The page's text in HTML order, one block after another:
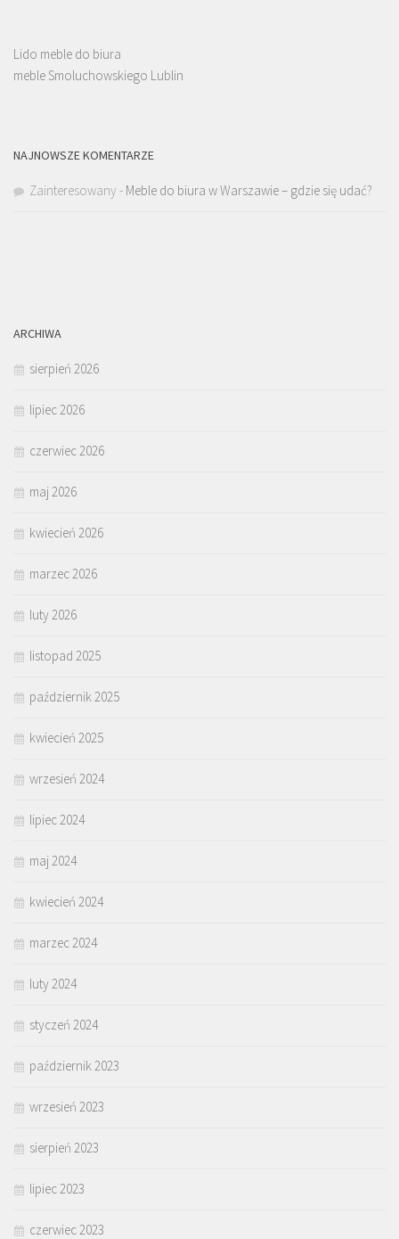
Lido meble do biura
meble Smoluchowskiego Lublin
NAJNOWSZE KOMENTARZE
Zainteresowany - Meble do biura w Warszawie – gdzie się udać?
ARCHIWA
sierpień 2026
lipiec 2026
czerwiec 2026
maj 2026
kwiecień 2026
marzec 2026
luty 2026
listopad 2025
październik 2025
kwiecień 2025
wrzesień 2024
lipiec 2024
maj 2024
kwiecień 2024
marzec 2024
luty 2024
styczeń 2024
październik 2023
wrzesień 2023
sierpień 2023
lipiec 2023
czerwiec 2023